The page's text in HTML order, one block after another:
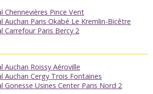
Chennevières Pince Vent
Auchan Paris Okabé Le Kremlin-Bicêtre
Carrefour Paris Bercy 2
Auchan Roissy Aéroville
Auchan Cergy Trois Fontaines
Gonesse Usines Center Paris Nord 2